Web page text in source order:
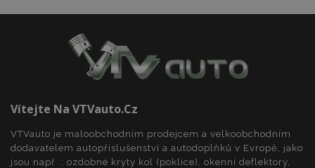
Vítejte Na VTVauto.cz
VTVauto je maloobchodním prodejcem a velkoobchodním
dodavatelem autopříslušenství a autodoplňků v Evropě, jako
jsou např .: ozdobné kryty kol (poklice), okenní deflektory,
Nezbytně nutné soubory
Výkonové soubory
Nezbytně nutné soubory cookie umožňují základní
uživatele a správa účtu. Webové stránky nelze bez
nezbytně nutných souborů cookie správně
používat.